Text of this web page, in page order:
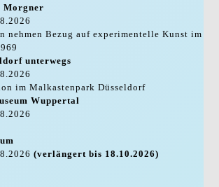
Morgner
nehmen Bezug auf experimentelle Kunst im
unterwegs
im Malkastenpark Düsseldorf
Wuppertal
(verlängert bis 18.10.2026)